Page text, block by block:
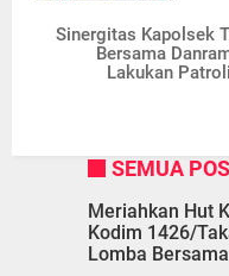
Sinergitas Kapolsek
Bersama
Lakukan
SEMUA
Meriahkan Hut
Kodim 1426/
Lomba